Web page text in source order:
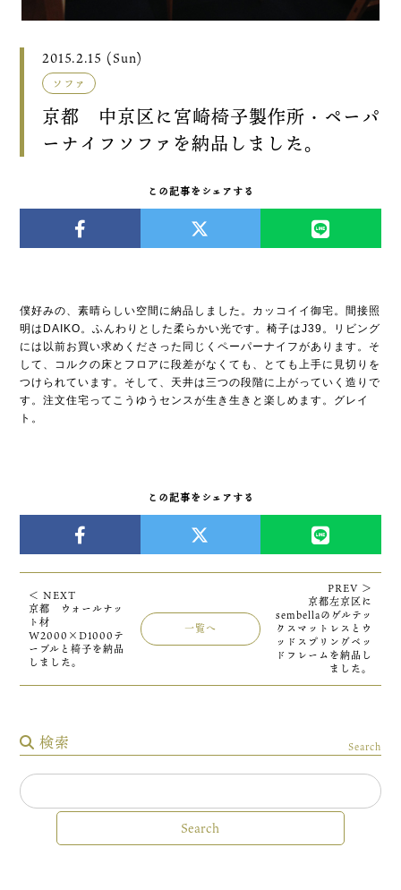
2015.2.15 (Sun)
ソファ
京都 中京区に宮崎椅子製作所・ペーパ
ーナイフソファを納品しました。
この記事をシェアする
僕好みの、素晴らしい空間に納品しました。カッコイイ御宅。間接照
明はDAIKO。ふんわりとした柔らかい光です。椅子はJ39。リビング
には以前お買い求めくださった同じくペーパーナイフがあります。そ
して、コルクの床とフロアに段差がなくても、とても上手に見切りを
つけられています。そして、天井は三つの段階に上がっていく造りで
す。注文住宅ってこうゆうセンスが生き生きと楽しめます。グレイ
ト。
この記事をシェアする
＜ NEXT
京都 ウォールナッ
ト材
W2000×D1000テ
ーブルと椅子を納品
しました。
一覧へ
PREV ＞
京都左京区に
sembellaのゲルテッ
クスマットレスとウ
ッドスプリングベッ
ドフレームを納品し
ました。
検索 Search